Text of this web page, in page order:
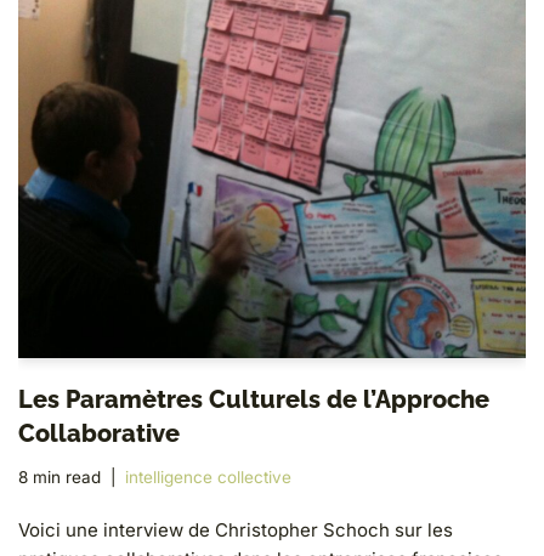
Les Paramètres Culturels de l’Approche
Collaborative
8 min read intelligence collective
Voici une interview de Christopher Schoch sur les